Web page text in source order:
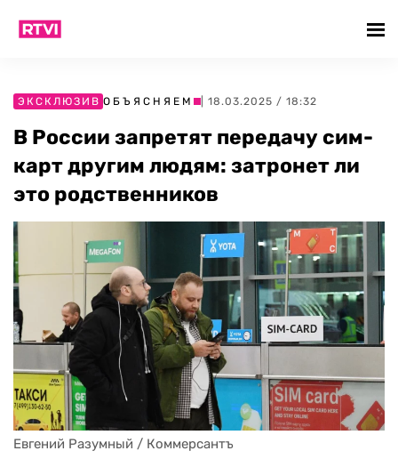
ЭКСКЛЮЗИВ ОБЪЯСНЯЕМ | 18.03.2025 / 18:32
В России запретят передачу сим-
карт другим людям: затронет ли
это родственников
Евгений Разумный / Коммерсантъ